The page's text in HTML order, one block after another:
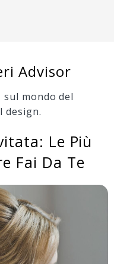
Advisor
mondo del
design.
Le Più
Fai Da Te